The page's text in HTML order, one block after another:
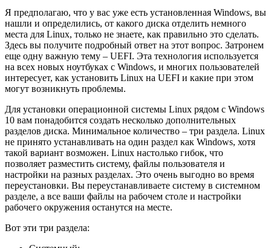
Я предполагаю, что у вас уже есть установленная Windows, вы
нашли и определились, от какого диска отделить немного
места для Linux, только не знаете, как правильно это сделать.
Здесь вы получите подробный ответ на этот вопрос. Затронем
еще одну важную тему – UEFI. Эта технология используется
на всех новых ноутбуках с Windows, и многих пользователей
интересует, как установить Linux на UEFI и какие при этом
могут возникнуть проблемы.
Для установки операционной системы Linux рядом с Windows
10 вам понадобится создать несколько дополнительных
разделов диска. Минимальное количество – три раздела. Linux
не принято устанавливать на один раздел как Windows, хотя
такой вариант возможен. Linux настолько гибок, что
позволяет разместить систему, файлы пользователя и
настройки на разных разделах. Это очень выгодно во время
переустановки. Вы переустанавливаете систему в системном
разделе, а все ваши файлы на рабочем столе и настройки
рабочего окружения останутся на месте.
Вот эти три раздела: